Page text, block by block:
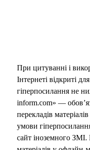
При цитуванні і
Інтернеті відкриті
гіперпосилання не
inform.com» —
перекладів
умови
сайт іноземного